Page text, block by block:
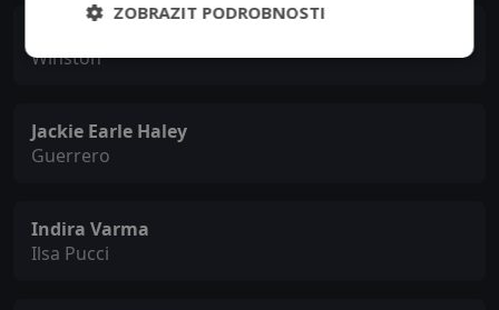
Winston
Jackie Earle Haley
Guerrero
Indira Varma
Ilsa Pucci
ZOBRAZIT PODROBNOSTI